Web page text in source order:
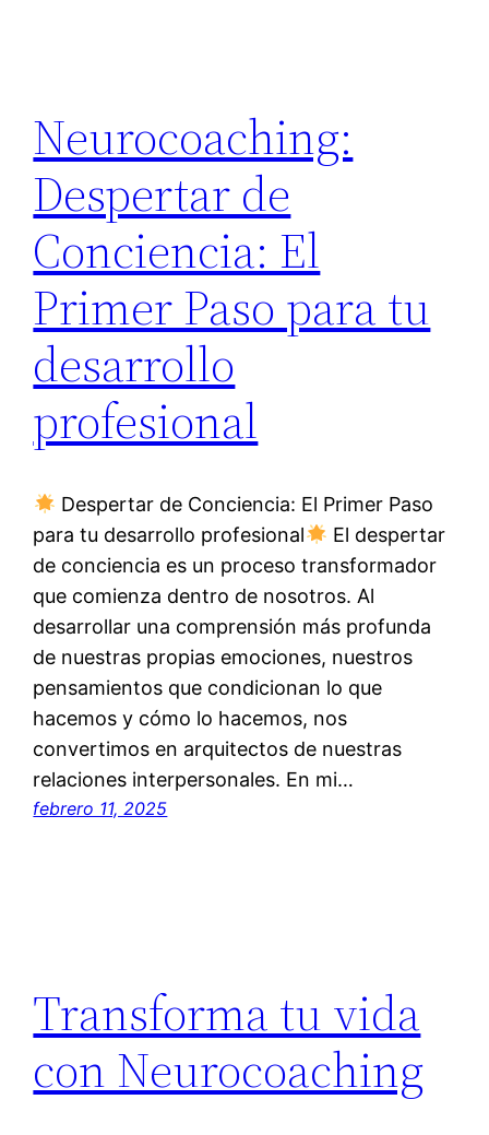
Neurocoaching:
Despertar de
Conciencia: El
Primer Paso para tu
desarrollo
profesional
Despertar de Conciencia: El Primer Paso
para tu desarrollo profesional
El despertar
de conciencia es un proceso transformador
que comienza dentro de nosotros. Al
desarrollar una comprensión más profunda
de nuestras propias emociones, nuestros
pensamientos que condicionan lo que
hacemos y cómo lo hacemos, nos
convertimos en arquitectos de nuestras
relaciones interpersonales. En mi…
febrero 11, 2025
Transforma tu vida
con Neurocoaching